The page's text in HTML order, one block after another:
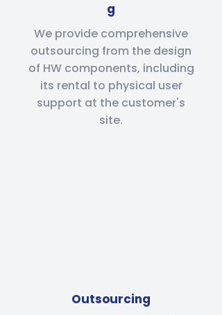
g
We provide comprehensive
outsourcing from the design
of HW components, including
its rental to physical user
support at the customer's
site.
Outsourcing